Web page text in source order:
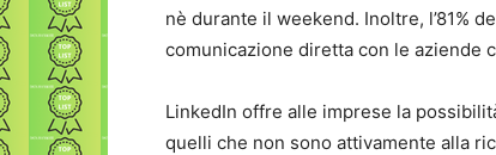
nè durante il weekend. Inoltre, l’81%
comunicazione diretta con le aziende
LinkedIn offre alle imprese la
quelli che non sono attivamente alla